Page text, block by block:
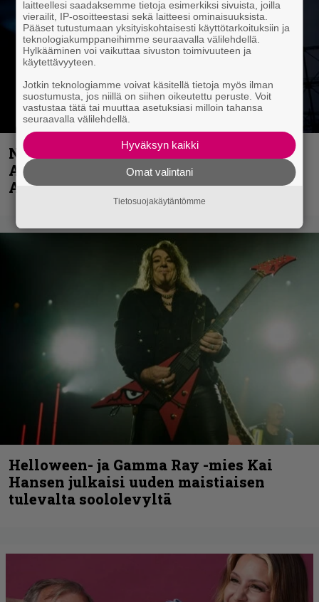
Näin lähtee Ghostin Tobias Forgelta
Accept – menossa mukana myös
Anthrax- ja Korn-miehistöä
Helloween- ja Gamma Ray -mies Kai
Hansen julkaisi uuden maistiaisen
tulevalta soololevyltä
laitteellesi saadaksemme tietoja esimerkiksi sivuista, joilla
vierailit, IP-osoitteestasi sekä laitteesi ominaisuuksista.
Pääset tutustumaan yksityiskohtaisesti käyttötarkoituksiin ja
teknologiakumppaneihimme seuraavalla välilehdellä.
Hylkääminen voi vaikuttaa sivuston toimivuuteen ja
käytettävyyteen.
Jotkin teknologiamme voivat käsitellä tietoja myös ilman
suostumusta, jos niillä on siihen oikeutettu peruste. Voit
vastustaa tätä tai muuttaa asetuksiasi milloin tahansa
seuraavalla välilehdellä.
Hyväksyn kaikki
Omat valintani
Tietosuojakäytäntömme